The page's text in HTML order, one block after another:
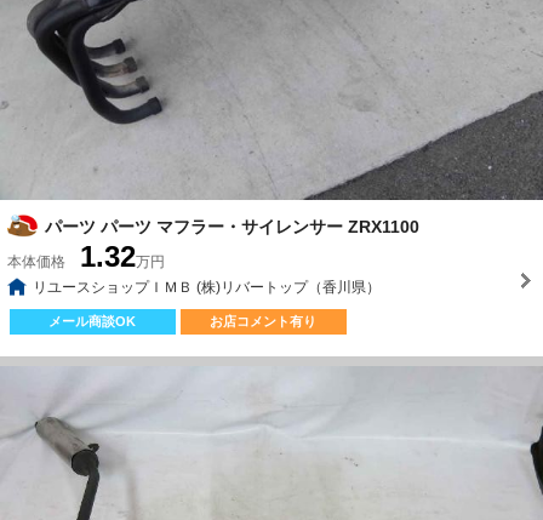
パーツ パーツ マフラー・サイレンサー ZRX1100
本体価格 1.32万円
リユースショップＩＭＢ (株)リバートップ（香川県）
メール商談OK お店コメント有り